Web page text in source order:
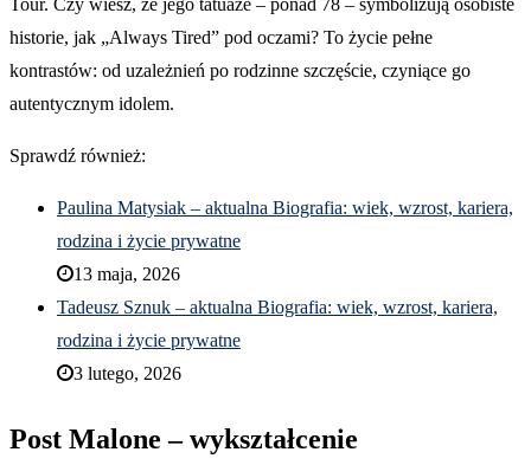
Tour. Czy wiesz, że jego tatuaże – ponad 78 – symbolizują osobiste
historie, jak „Always Tired” pod oczami? To życie pełne
kontrastów: od uzależnień po rodzinne szczęście, czyniące go
autentycznym idolem.
Sprawdź również:
Paulina Matysiak – aktualna Biografia: wiek, wzrost, kariera,
rodzina i życie prywatne
13 maja, 2026
Tadeusz Sznuk – aktualna Biografia: wiek, wzrost, kariera,
rodzina i życie prywatne
3 lutego, 2026
Post Malone – wykształcenie